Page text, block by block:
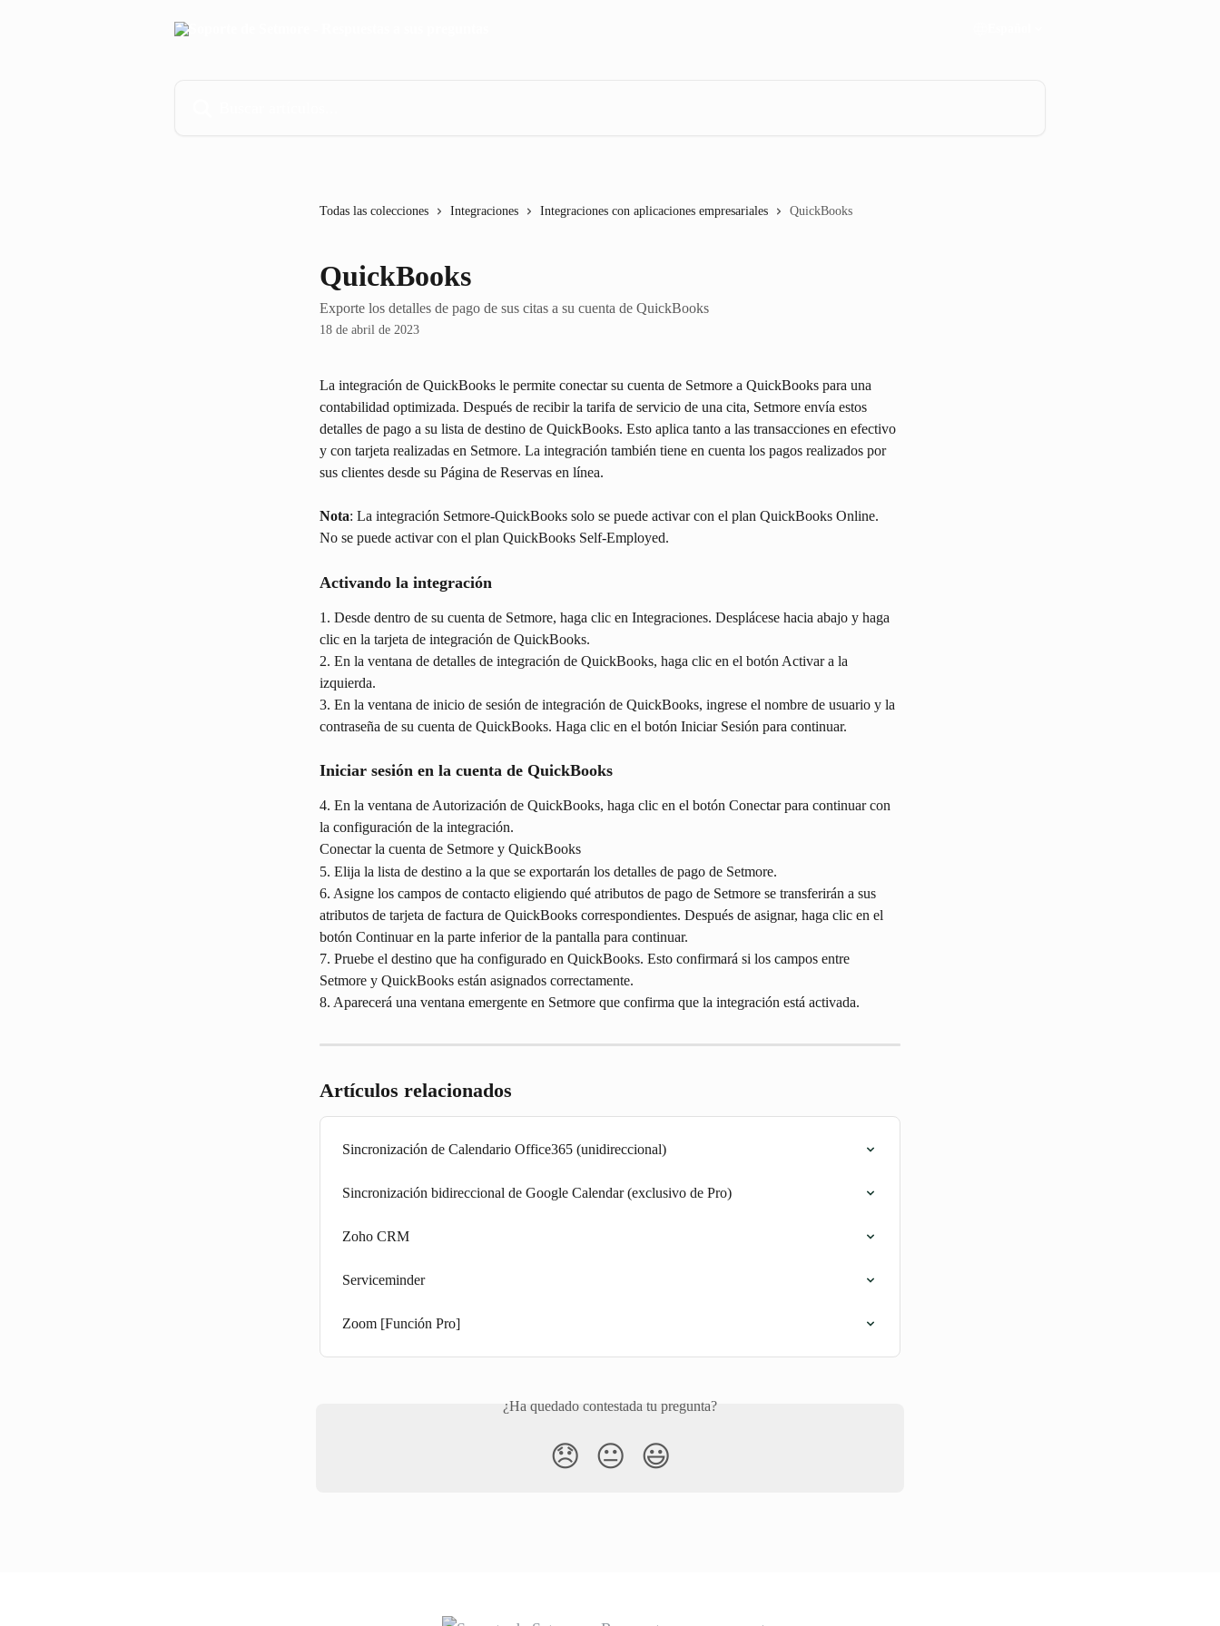
Todas las colecciones Integraciones Integraciones con aplicaciones empresariales QuickBooks
QuickBooks
Exporte los detalles de pago de sus citas a su cuenta de QuickBooks
18 de abril de 2023
La integración de QuickBooks le permite conectar su cuenta de Setmore a QuickBooks para una
contabilidad optimizada. Después de recibir la tarifa de servicio de una cita, Setmore envía estos
detalles de pago a su lista de destino de QuickBooks. Esto aplica tanto a las transacciones en efectivo
y con tarjeta realizadas en Setmore. La integración también tiene en cuenta los pagos realizados por
sus clientes desde su Página de Reservas en línea.
Nota: La integración Setmore-QuickBooks solo se puede activar con el plan QuickBooks Online.
No se puede activar con el plan QuickBooks Self-Employed.
Activando la integración
1. Desde dentro de su cuenta de Setmore, haga clic en Integraciones. Desplácese hacia abajo y haga
clic en la tarjeta de integración de QuickBooks.
2. En la ventana de detalles de integración de QuickBooks, haga clic en el botón Activar a la
izquierda.
3. En la ventana de inicio de sesión de integración de QuickBooks, ingrese el nombre de usuario y la
contraseña de su cuenta de QuickBooks. Haga clic en el botón Iniciar Sesión para continuar.
Iniciar sesión en la cuenta de QuickBooks
4. En la ventana de Autorización de QuickBooks, haga clic en el botón Conectar para continuar con
la configuración de la integración.
Conectar la cuenta de Setmore y QuickBooks
5. Elija la lista de destino a la que se exportarán los detalles de pago de Setmore.
6. Asigne los campos de contacto eligiendo qué atributos de pago de Setmore se transferirán a sus
atributos de tarjeta de factura de QuickBooks correspondientes. Después de asignar, haga clic en el
botón Continuar en la parte inferior de la pantalla para continuar.
7. Pruebe el destino que ha configurado en QuickBooks. Esto confirmará si los campos entre
Setmore y QuickBooks están asignados correctamente.
8. Aparecerá una ventana emergente en Setmore que confirma que la integración está activada.
Artículos relacionados
Sincronización de Calendario Office365 (unidireccional)
Sincronización bidireccional de Google Calendar (exclusivo de Pro)
Zoho CRM
Serviceminder
Zoom [Función Pro]
¿Ha quedado contestada tu pregunta?
😞 😐 😃